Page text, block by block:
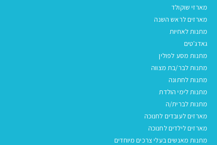
מארזי שוקולד
מארזים לראש השנה
מתנות לאחיות
גאדג'טים
מתנות מסע לפולין
מתנות לבר/בת מצווה
מתנות לחתונה
מתנות לימי הולדת
מתנות לברית/ה
מארזים לעובדים לחנוכה
מארזים לילדים לחנוכה
מתנות מאנשים בעלי צרכים מיוחדים